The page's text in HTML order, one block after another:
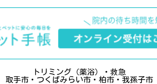
トリミング（薬浴）・救急
取手市・つくばみらい市・柏市・我孫子市